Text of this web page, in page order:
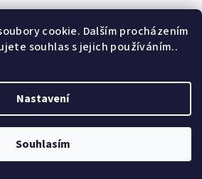
cookie. Dalším procházením
souhlas s jejich používáním..
Nastavení
Souhlasím
brambory